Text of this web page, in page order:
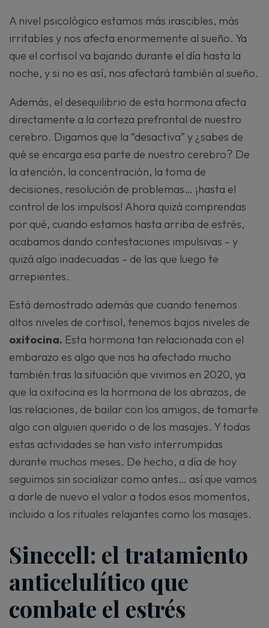
A nivel psicológico estamos más irascibles, más
irritables y nos afecta enormemente al sueño. Ya
que el cortisol va bajando durante el día hasta la
noche, y si no es así, nos afectará también al sueño.
Además, el desequilibrio de esta hormona afecta
directamente a la corteza prefrontal de nuestro
cerebro. Digamos que la “desactiva” y ¿sabes de
qué se encarga esa parte de nuestro cerebro? De
la atención, la concentración, la toma de
decisiones, resolución de problemas… ¡hasta el
control de los impulsos! Ahora quizá comprendas
por qué, cuando estamos hasta arriba de estrés,
acabamos dando contestaciones impulsivas – y
quizá algo inadecuadas – de las que luego te
arrepientes.
Está demostrado además que cuando tenemos
altos niveles de cortisol, tenemos bajos niveles de
oxitocina. Esta hormona tan relacionada con el
embarazo es algo que nos ha afectado mucho
también tras la situación que vivimos en 2020, ya
que la oxitocina es la hormona de los abrazos, de
las relaciones, de bailar con los amigos, de tomarte
algo con alguien querido o de los masajes. Y todas
estas actividades se han visto interrumpidas
durante muchos meses. De hecho, a día de hoy
seguimos sin socializar como antes… así que vamos
a darle de nuevo el valor a todos esos momentos,
incluido a los rituales relajantes como los masajes.
Sinecell: el tratamiento
anticelulítico que
combate el estrés